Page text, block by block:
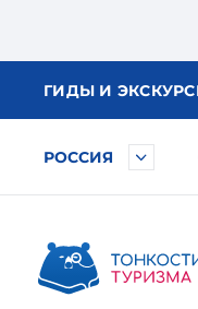
ГИДЫ И
РОССИЯ